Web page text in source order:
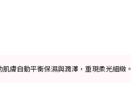
膚自動平衡保濕與潤澤，重現柔光細緻。